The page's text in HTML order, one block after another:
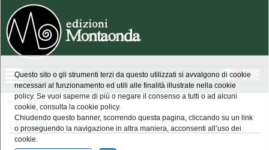
» Chi siamo
Chi siamo
Questo sito o gli strumenti terzi da questo utilizzati si avvalgono di cookie
necessari al funzionamento ed utili alle finalità illustrate nella cookie
policy. Se vuoi saperne di più o negare il consenso a tutti o ad alcuni
cookie, consulta la cookie policy.
Chiudendo questo banner, scorrendo questa pagina, cliccando su un link
o proseguendo la navigazione in altra maniera, acconsenti all’uso dei
cookie.